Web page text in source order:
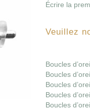
Écrire la
Veuillez
Boucles
Boucles
Boucles
Boucles
Boucles